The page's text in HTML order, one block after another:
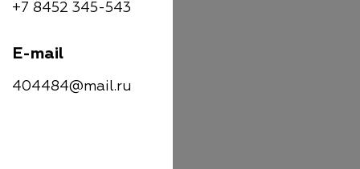
+7 8452 345-543
E-mail
404484@mail.ru